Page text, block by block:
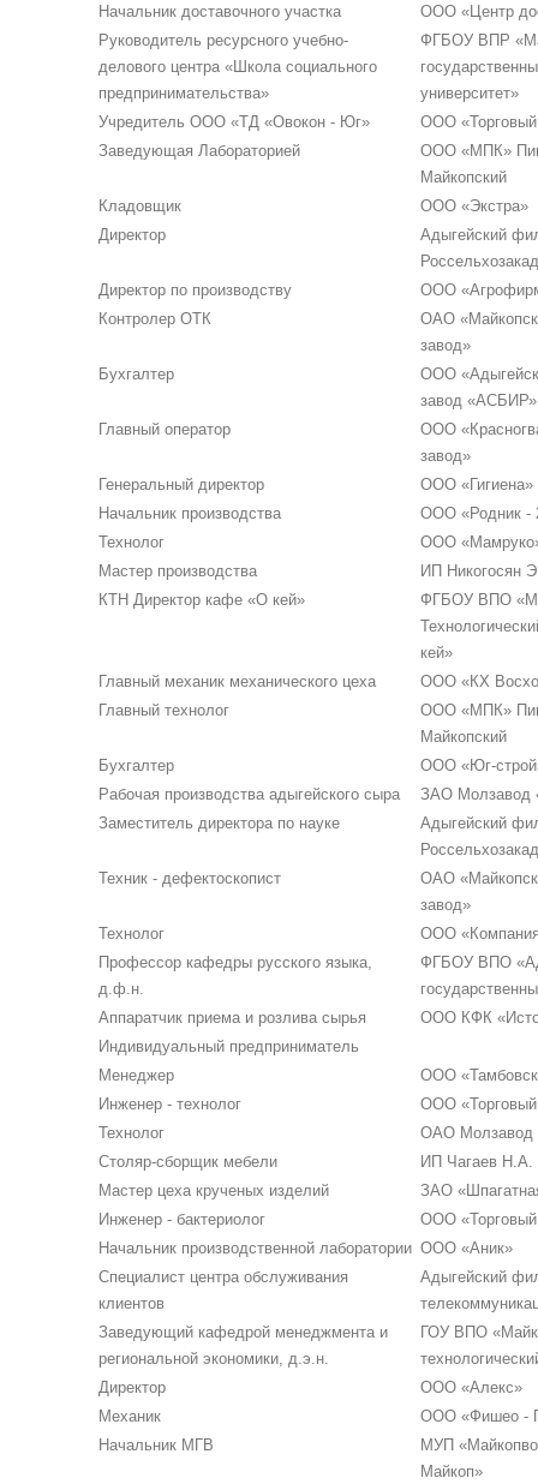
Начальник доставочного участка
ООО «Центр
Руководитель ресурсного учебно-
делового центра «Школа социального
предпринимательства»
ФГБОУ ВПР
университет»
Учредитель ООО «ТД «Овокон - Юг»
ООО
Заведующая Лабораторией
ООО «МПК»
Майкопский
Кладовщик
ООО «Экстра»
Директор
Адыгейский
Директор по производству
ООО
Контролер ОТК
ОАО
завод»
Бухгалтер
ООО
завод «АСБИР»
Главный оператор
ООО
завод»
Генеральный директор
ООО «Гигиена»
Начальник производства
ООО «Родник -
Технолог
ООО
Мастер производства
ИП Никогосян
КТН Директор кафе «О кей»
ФГБОУ ВПО
кей»
Главный механик механического цеха
ООО «КХ
Главный технолог
ООО «МПК»
Майкопский
Бухгалтер
ООО «Юг-
Рабочая производства адыгейского сыра
ЗАО Молзавод
Заместитель директора по науке
Адыгейский
Техник - дефектоскопист
ОАО
завод»
Технолог
ООО
Профессор кафедры русского языка,
д.ф.н.
ФГБОУ ВПО
Аппаратчик приема и розлива сырья
ООО КФК
Индивидуальный предприниматель
Менеджер
ООО
Инженер - технолог
ООО
Технолог
ОАО Молзавод
Столяр-сборщик мебели
ИП Чагаев Н.А.
Мастер цеха крученых изделий
ЗАО
Инженер - бактериолог
ООО
Начальник производственной лаборатории ООО «Аник»
Специалист центра обслуживания
клиентов
Адыгейский
Заведующий кафедрой менеджмента и
региональной экономики, д.э.н.
ГОУ ВПО
Директор
ООО «Алекс»
Механик
ООО «Фишео -
Начальник МГВ
МУП
Майкоп»